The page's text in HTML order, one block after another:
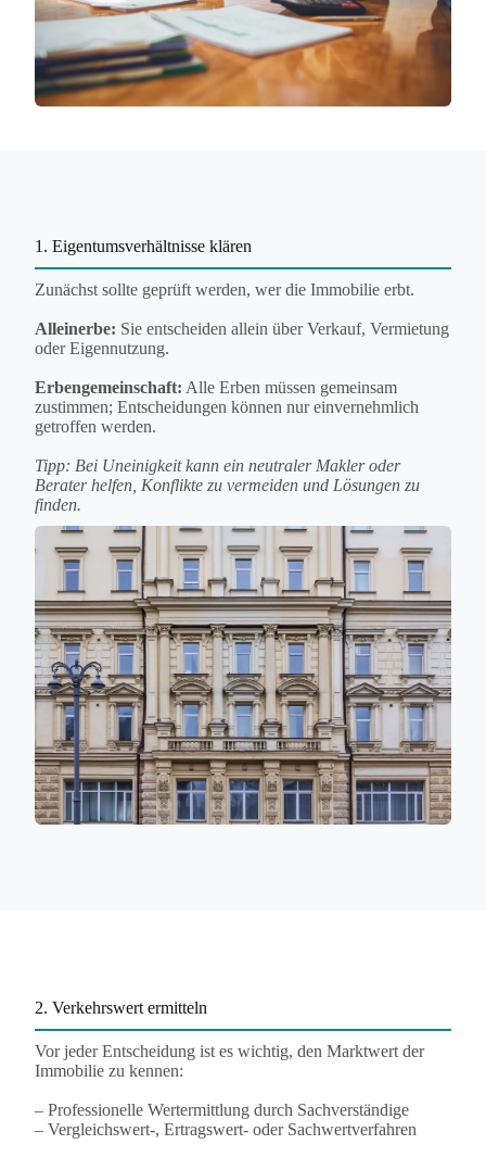
1. Eigentumsverhältnisse klären
Zunächst sollte geprüft werden, wer die Immobilie erbt.
Alleinerbe: Sie entscheiden allein über Verkauf, Vermietung
oder Eigennutzung.
Erbengemeinschaft: Alle Erben müssen gemeinsam
zustimmen; Entscheidungen können nur einvernehmlich
getroffen werden.
Tipp: Bei Uneinigkeit kann ein neutraler Makler oder
Berater helfen, Konflikte zu vermeiden und Lösungen zu
finden.
2. Verkehrswert ermitteln
Vor jeder Entscheidung ist es wichtig, den Marktwert der
Immobilie zu kennen:
– Professionelle Wertermittlung durch Sachverständige
– Vergleichswert-, Ertragswert- oder Sachwertverfahren